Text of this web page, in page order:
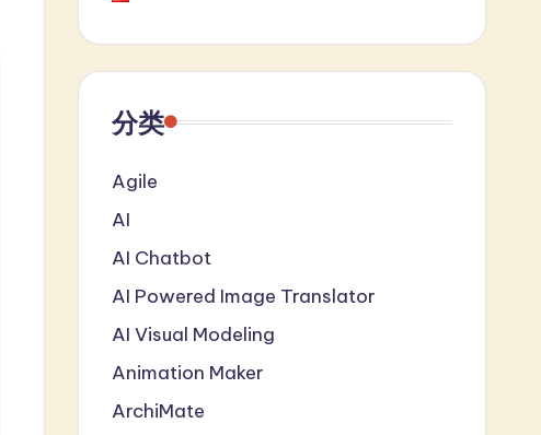
分类
Agile
AI
AI Chatbot
AI Powered Image Translator
AI Visual Modeling
Animation Maker
ArchiMate